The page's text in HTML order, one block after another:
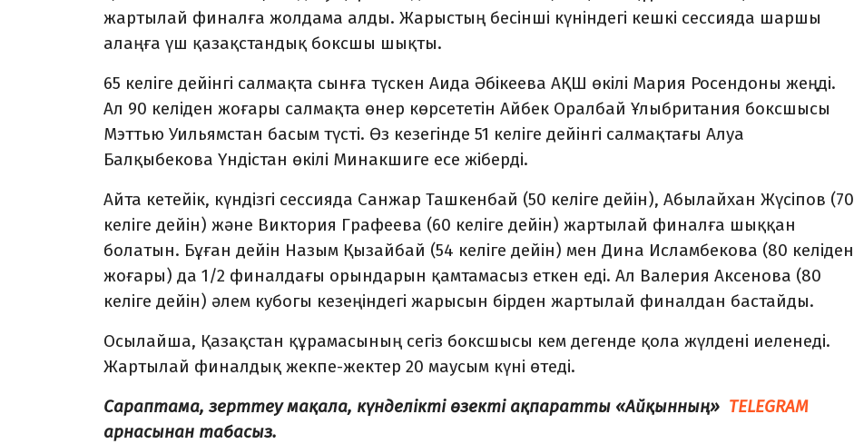
жартылай финалға жолдама алды. Жарыстың бесінші күніндегі кешкі сессияда шаршы
алаңға үш қазақстандық боксшы шықты.
65 келіге дейінгі салмақта сынға түскен Аида Әбікеева АҚШ өкілі Мария Росендоны жеңді.
Ал 90 келіден жоғары салмақта өнер көрсететін Айбек Оралбай Ұлыбритания боксшысы
Мэттью Уильямстан басым түсті. Өз кезегінде 51 келіге дейінгі салмақтағы Алуа
Балқыбекова Үндістан өкілі Минакшиге есе жіберді.
Айта кетейік, күндізгі сессияда Санжар Ташкенбай (50 келіге дейін), Абылайхан Жүсіпов (70
келіге дейін) және Виктория Графеева (60 келіге дейін) жартылай финалға шыққан
болатын. Бұған дейін Назым Қызайбай (54 келіге дейін) мен Дина Исламбекова (80 келіден
жоғары) да 1/2 финалдағы орындарын қамтамасыз еткен еді. Ал Валерия Аксенова (80
келіге дейін) әлем кубогы кезеңіндегі жарысын бірден жартылай финалдан бастайды.
Осылайша, Қазақстан құрамасының сегіз боксшысы кем дегенде қола жүлдені иеленеді.
Жартылай финалдық жекпе-жектер 20 маусым күні өтеді.
Сараптама, зерттеу мақала, күнделікті өзекті ақпаратты «Айқынның» TELEGRAM
арнасынан табасыз.